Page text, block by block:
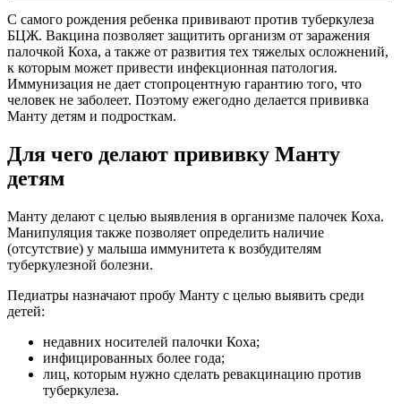
С самого рождения ребенка прививают против туберкулеза
БЦЖ. Вакцина позволяет защитить организм от заражения
палочкой Коха, а также от развития тех тяжелых осложнений,
к которым может привести инфекционная патология.
Иммунизация не дает стопроцентную гарантию того, что
человек не заболеет. Поэтому ежегодно делается прививка
Манту детям и подросткам.
Для чего делают прививку Манту
детям
Манту делают с целью выявления в организме палочек Коха.
Манипуляция также позволяет определить наличие
(отсутствие) у малыша иммунитета к возбудителям
туберкулезной болезни.
Педиатры назначают пробу Манту с целью выявить среди
детей:
недавних носителей палочки Коха;
инфицированных более года;
лиц, которым нужно сделать ревакцинацию против
туберкулеза.